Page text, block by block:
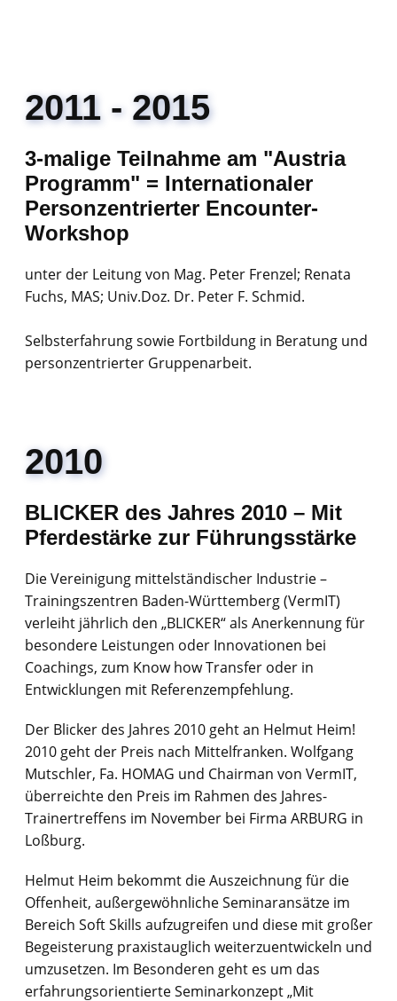
2011 - 2015
3-malige Teilnahme am "Austria
Programm​" = Internationaler
Personzentrierter Encounter-
Workshop
unter der Leitung von Mag. Peter Frenzel; Renata
Fuchs, MAS; Univ.Doz. Dr. Peter F. Schmid.
Selbsterfahrung sowie Fortbildung in Beratung und
personzentrierter Gruppenarbeit.
2010
BLICKER des Jahres 2010 – Mit
Pferdestärke zur Führungsstärke
Die Vereinigung mittelständischer Industrie –
Trainingszentren Baden-Württemberg (VermIT)
verleiht jährlich den „BLICKER“ als Anerkennung für
besondere Leistungen oder Innovationen bei
Coachings, zum Know how Transfer oder in
Entwicklungen mit Referenzempfehlung.
Der Blicker des Jahres 2010 geht an Helmut Heim!
2010 geht der Preis nach Mittelfranken. Wolfgang
Mutschler, Fa. HOMAG und Chairman von VermIT,
überreichte den Preis im Rahmen des Jahres-
Trainertreffens im November bei Firma ARBURG in
Loßburg.
Helmut Heim bekommt die Auszeichnung für die
Offenheit, außergewöhnliche Seminaransätze im
Bereich Soft Skills aufzugreifen und diese mit großer
Begeisterung praxistauglich weiterzuentwickeln und
umzusetzen. Im Besonderen geht es um das
erfahrungsorientierte Seminarkonzept „Mit